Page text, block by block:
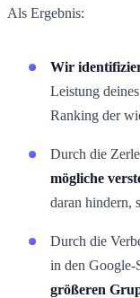
Als Ergebnis:
Wir
Leistung
Ranking der
Durch die
mögliche
daran hindern,
Durch die
in den Google-
größeren